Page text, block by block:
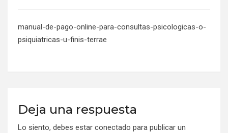
manual-de-pago-online-para-consultas-psicologicas-o-
psiquiatricas-u-finis-terrae
Deja una respuesta
Lo siento, debes estar conectado para publicar un